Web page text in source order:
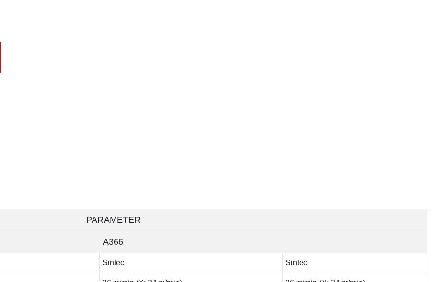
PARAMETER
A366
Sintec Sintec